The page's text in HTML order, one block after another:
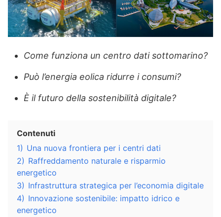
Come funziona un centro dati sottomarino?
Può l’energia eolica ridurre i consumi?
È il futuro della sostenibilità digitale?
Contenuti
1) Una nuova frontiera per i centri dati
2) Raffreddamento naturale e risparmio
energetico
3) Infrastruttura strategica per l’economia digitale
4) Innovazione sostenibile: impatto idrico e
energetico